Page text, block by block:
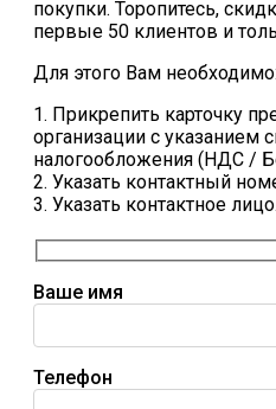
покупки. Торопитесь,
первые 50 клиентов и
Для этого Вам необходимо:
1. Прикрепить карточку
организации с указанием
налогообложения (НДС /
2. Указать контактный
3. Указать контактное лицо.
Ваше имя
Телефон